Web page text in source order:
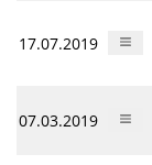
17.07.2019
07.03.2019